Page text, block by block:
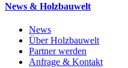
News & Holzbauwelt
News
Über Holzbauwelt
Partner werden
Anfrage & Kontakt